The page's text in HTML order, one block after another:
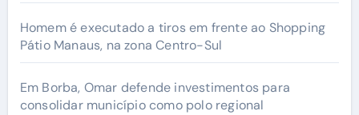
Homem é executado a tiros em frente ao Shopping
Pátio Manaus, na zona Centro-Sul
Em Borba, Omar defende investimentos para
consolidar município como polo regional